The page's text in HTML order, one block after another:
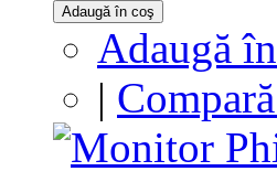
Adaugă în coş
Adaugă
|